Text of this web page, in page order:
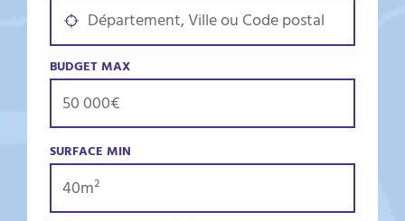
BUDGET MAX
SURFACE MIN